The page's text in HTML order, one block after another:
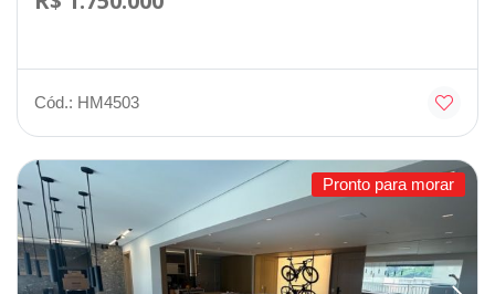
Cód.: HM4503
Pronto para morar